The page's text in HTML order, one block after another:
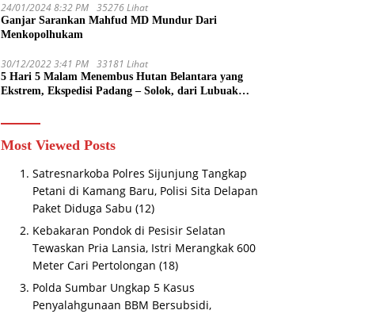
24/01/2024 8:32 PM 35276 Lihat
Ganjar Sarankan Mahfud MD Mundur Dari
Menkopolhukam
30/12/2022 3:41 PM 33181 Lihat
5 Hari 5 Malam Menembus Hutan Belantara yang
Ekstrem, Ekspedisi Padang – Solok, dari Lubuak
Most Viewed Posts
Satresnarkoba Polres Sijunjung Tangkap
Petani di Kamang Baru, Polisi Sita Delapan
Paket Diduga Sabu (12)
Kebakaran Pondok di Pesisir Selatan
Tewaskan Pria Lansia, Istri Merangkak 600
Meter Cari Pertolongan (18)
Polda Sumbar Ungkap 5 Kasus
Penyalahgunaan BBM Bersubsidi,